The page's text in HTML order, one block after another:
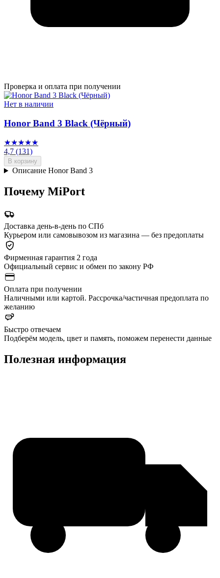
Проверка и оплата при получении
Нет в наличии
Honor Band 3 Black (Чёрный)
★★★★★
4,7 (131)
В корзину
Описание Honor Band 3
Почему MiPort
Доставка день-в-день по СПб
Курьером или самовывозом из магазина — без предоплаты
Фирменная гарантия 2 года
Официальный сервис и обмен по закону РФ
Оплата при получении
Наличными или картой. Рассрочка/частичная предоплата по
желанию
Быстро отвечаем
Подберём модель, цвет и память, поможем перенести данные
Полезная информация